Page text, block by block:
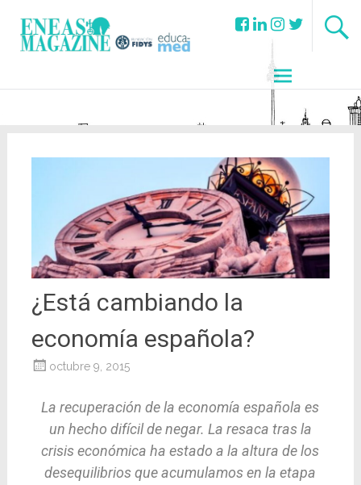
¿Está cambiando la
economía española?
octubre 9, 2015
La recuperación de la economía española es
un hecho difícil de negar. La resaca tras la
crisis económica ha estado a la altura de los
desequilibrios que acumulamos en la etapa